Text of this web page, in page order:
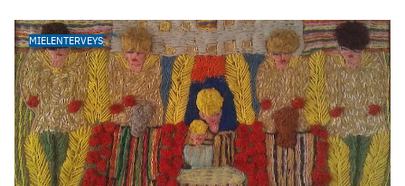
MIELENTERVEYS